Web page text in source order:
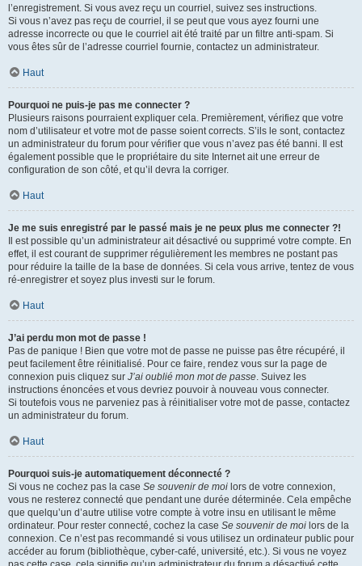
l’enregistrement. Si vous avez reçu un courriel, suivez ses instructions.
Si vous n’avez pas reçu de courriel, il se peut que vous ayez fourni une
adresse incorrecte ou que le courriel ait été traité par un filtre anti-spam. Si
vous êtes sûr de l’adresse courriel fournie, contactez un administrateur.
Haut
Pourquoi ne puis-je pas me connecter ?
Plusieurs raisons pourraient expliquer cela. Premièrement, vérifiez que votre
nom d’utilisateur et votre mot de passe soient corrects. S’ils le sont, contactez
un administrateur du forum pour vérifier que vous n’avez pas été banni. Il est
également possible que le propriétaire du site Internet ait une erreur de
configuration de son côté, et qu’il devra la corriger.
Haut
Je me suis enregistré par le passé mais je ne peux plus me connecter ?!
Il est possible qu’un administrateur ait désactivé ou supprimé votre compte. En
effet, il est courant de supprimer régulièrement les membres ne postant pas
pour réduire la taille de la base de données. Si cela vous arrive, tentez de vous
ré-enregistrer et soyez plus investi sur le forum.
Haut
J’ai perdu mon mot de passe !
Pas de panique ! Bien que votre mot de passe ne puisse pas être récupéré, il
peut facilement être réinitialisé. Pour ce faire, rendez vous sur la page de
connexion puis cliquez sur J’ai oublié mon mot de passe. Suivez les
instructions énoncées et vous devriez pouvoir à nouveau vous connecter.
Si toutefois vous ne parveniez pas à réinitialiser votre mot de passe, contactez
un administrateur du forum.
Haut
Pourquoi suis-je automatiquement déconnecté ?
Si vous ne cochez pas la case Se souvenir de moi lors de votre connexion,
vous ne resterez connecté que pendant une durée déterminée. Cela empêche
que quelqu’un d’autre utilise votre compte à votre insu en utilisant le même
ordinateur. Pour rester connecté, cochez la case Se souvenir de moi lors de la
connexion. Ce n’est pas recommandé si vous utilisez un ordinateur public pour
accéder au forum (bibliothèque, cyber-café, université, etc.). Si vous ne voyez